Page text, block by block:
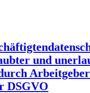
und
DSGVO